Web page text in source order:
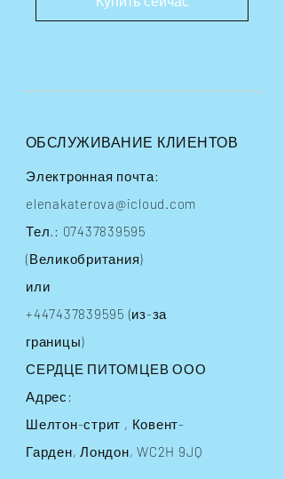
ОБСЛУЖИВАНИЕ КЛИЕНТОВ
Электронная почта:
elenakaterova@icloud.com
Тел.: 07437839595
(Великобритания)
или
+447437839595 (из-за
границы)
СЕРДЦЕ ПИТОМЦЕВ ООО
Адрес:
Шелтон-стрит , Ковент-
Гарден, Лондон, WC2H 9JQ